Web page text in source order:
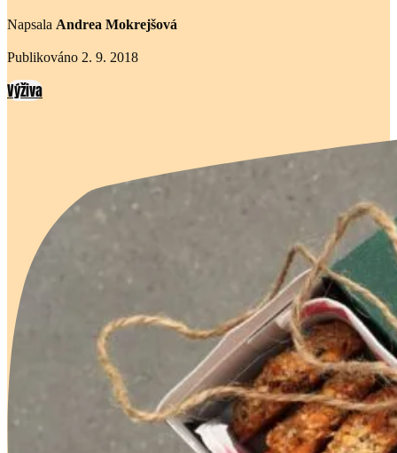
Napsala Andrea Mokrejšová
Publikováno 2. 9. 2018
Výživa